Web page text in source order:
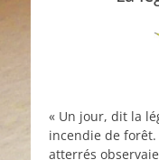
« Un jour, dit la
incendie de
atterrés